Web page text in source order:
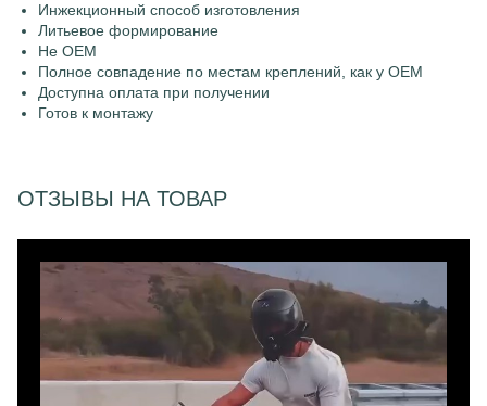
Инжекционный способ изготовления
Литьевое формирование
Не OEM
Полное совпадение по местам креплений, как у OEM
Доступна оплата при получении
Готов к монтажу
ОТЗЫВЫ НА ТОВАР